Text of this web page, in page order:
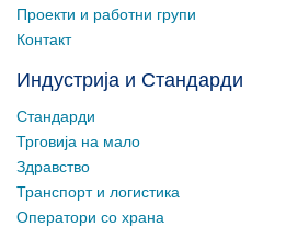
Проекти и работни групи
Контакт
Индустрија и Стандарди
Стандарди
Трговија на мало
Здравство
Транспорт и логистика
Оператори со храна